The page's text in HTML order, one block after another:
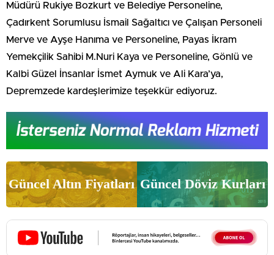
Müdürü Rukiye Bozkurt ve Belediye Personeline,
Çadırkent Sorumlusu İsmail Sağaltıcı ve Çalışan Personeli
Merve ve Ayşe Hanıma ve Personeline, Payas İkram
Yemekçilik Sahibi M.Nuri Kaya ve Personeline, Gönlü ve
Kalbi Güzel İnsanlar İsmet Aymuk ve Ali Kara’ya,
Depremzede kardeşlerimize teşekkür ediyoruz.
Güncel Altın Fiyatları Güncel Döviz Kurları